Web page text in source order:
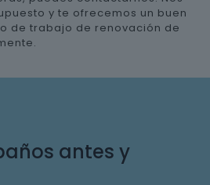
y te ofrecemos un buen
de trabajo de renovación de
antes y